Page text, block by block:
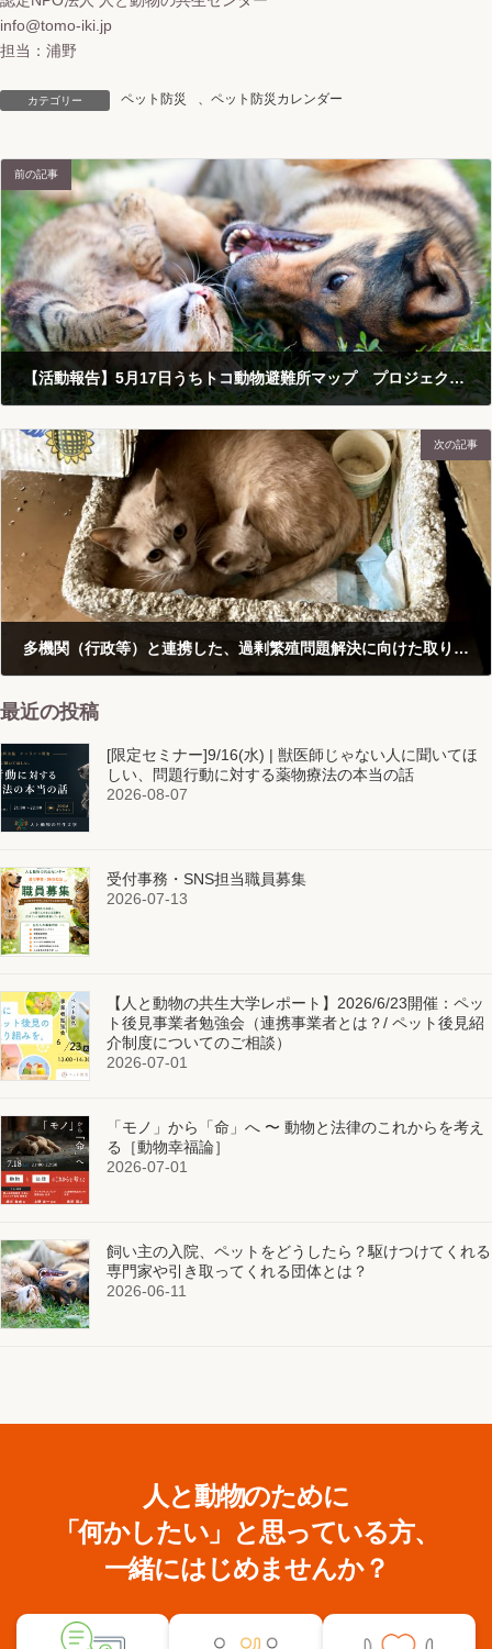
info@tomo-iki.jp
担当：浦野
カテゴリー ペット防災 、 ペット防災カレンダー
前の記事
【活動報告】5月17日うちトコ動物避難所マップ プロジェクトミーティング
次の記事
多機関（行政等）と連携した、過剰繁殖問題解決に向けた取り組み
最近の投稿
[限定セミナー]9/16(水) | 獣医師じゃない人に聞いてほ
しい、問題行動に対する薬物療法の本当の話
2026-08-07
受付事務・SNS担当職員募集
2026-07-13
【人と動物の共生大学レポート】2026/6/23開催：ペッ
ト後見事業者勉強会（連携事業者とは？/ ペット後見紹
介制度についてのご相談）
2026-07-01
「モノ」から「命」へ 〜 動物と法律のこれからを考え
る［動物幸福論］
2026-07-01
飼い主の入院、ペットをどうしたら？駆けつけてくれる
専門家や引き取ってくれる団体とは？
2026-06-11
人と動物のために
「何かしたい」と思っている方、
一緒にはじめませんか？